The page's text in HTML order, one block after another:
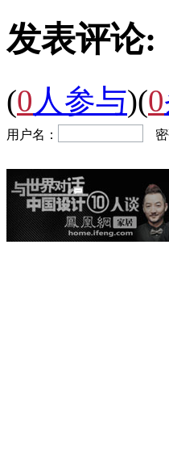
发表评论:
(0 人参与)(0
用户名：